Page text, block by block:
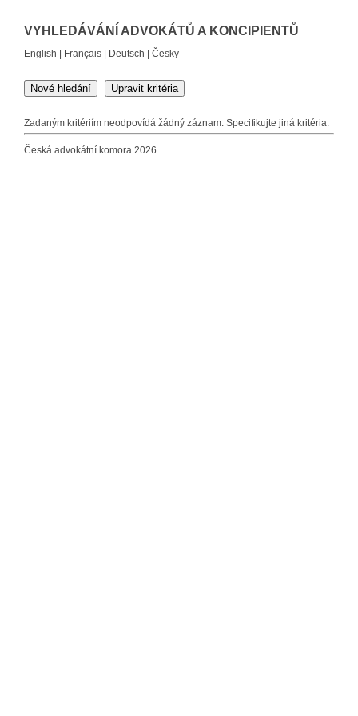
VYHLEDÁVÁNÍ ADVOKÁTŮ A KONCIPIENTŮ
English Français Deutsch Česky
Nové hledání Upravit kritéria
Zadaným kritériím neodpovídá žádný záznam. Specifikujte jiná kritéria.
Česká advokátní komora 2026